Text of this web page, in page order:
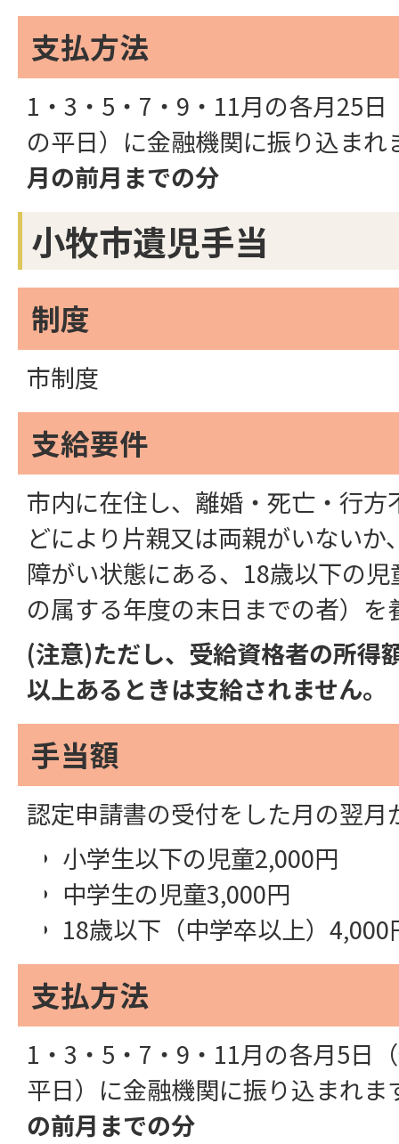
支払方法
1・3・5・7・9・11月の各月25
の平日）に金融機関に振り込まれ
月の前月までの分
小牧市遺児手当
制度
市制度
支給要件
市内に在住し、離婚・死亡・行
どにより片親又は両親がいない
障がい状態にある、18歳以下の
の属する年度の末日までの者）を
(注意)ただし、受給資格者の所得
以上あるときは支給されません。
手当額
認定申請書の受付をした月の翌月
小学生以下の児童2,000円
中学生の児童3,000円
18歳以下（中学卒以上）4,000
支払方法
1・3・5・7・9・11月の各月5日
平日）に金融機関に振り込まれま
の前月までの分